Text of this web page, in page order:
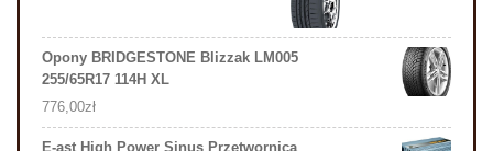
Opony BRIDGESTONE Blizzak LM005
255/65R17 114H XL
776,00zł
E-ast High Power Sinus Przetwornica